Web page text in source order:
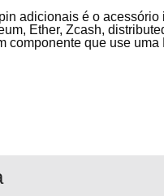
adicionais é o
Ether, Zcash,
componente que use uma